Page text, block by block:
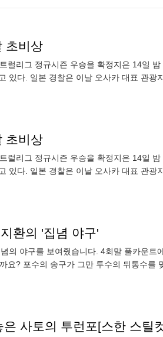
초비상
럴리그 정규시즌 우승을 확정지은 14일
다. 일본 경찰은 이날 오사카 대표 관광
초비상
럴리그 정규시즌 우승을 확정지은 14일
다. 일본 경찰은 이날 오사카 대표 관광
환의 '집념 야구'
의 야구를 보여줬습니다. 4회말 풀카운트
? 포수의 송구가 그만 투수의 뒤통수를
사토의 투런포[스한 스틸